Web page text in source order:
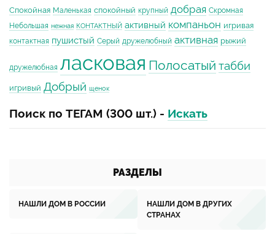
Спокойная Маленькая спокойный крупный добрая Скромная
Небольшая нежная КОНТАКТНЫЙ активный компаньон игривая
контактная пушистый Серый дружелюбный активная рыжий
дружелюбная ласковая Полосатый табби
игривый Добрый щенок
Поиск по ТЕГАМ (300 шт.) - Искать
РАЗДЕЛЫ
НАШЛИ ДОМ В РОССИИ
НАШЛИ ДОМ В ДРУГИХ
СТРАНАХ